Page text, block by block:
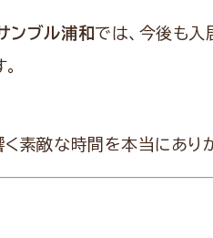
ンブル浦和では、今後も入
素敵な時間を本当にあり